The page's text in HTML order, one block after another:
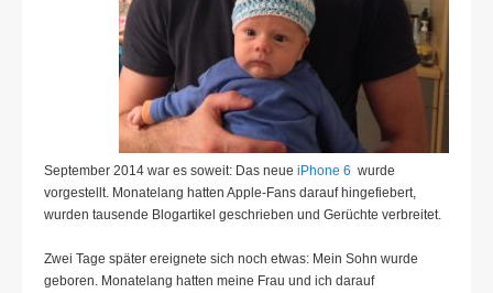
September 2014 war es soweit: Das neue iPhone 6 wurde
vorgestellt. Monatelang hatten Apple-Fans darauf hingefiebert,
wurden tausende Blogartikel geschrieben und Gerüchte verbreitet.
Zwei Tage später ereignete sich noch etwas: Mein Sohn wurde
geboren. Monatelang hatten meine Frau und ich darauf